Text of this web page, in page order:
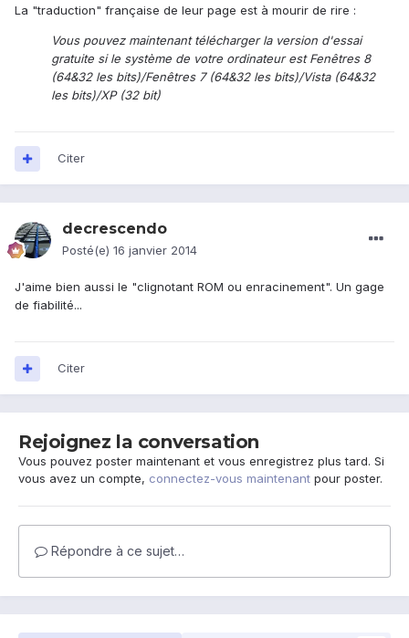
La "traduction" française de leur page est à mourir de rire :
Vous pouvez maintenant télécharger la version d'essai
gratuite si le système de votre ordinateur est Fenêtres 8
(64&32 les bits)/Fenêtres 7 (64&32 les bits)/Vista (64&32
les bits)/XP (32 bit)
Citer
decrescendo
Posté(e) 16 janvier 2014
J'aime bien aussi le "clignotant ROM ou enracinement". Un gage
de fiabilité...
Citer
Rejoignez la conversation
Vous pouvez poster maintenant et vous enregistrez plus tard. Si
vous avez un compte, connectez-vous maintenant pour poster.
Répondre à ce sujet…